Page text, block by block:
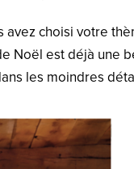
avez choisi votre
Noël est déjà une
les moindres